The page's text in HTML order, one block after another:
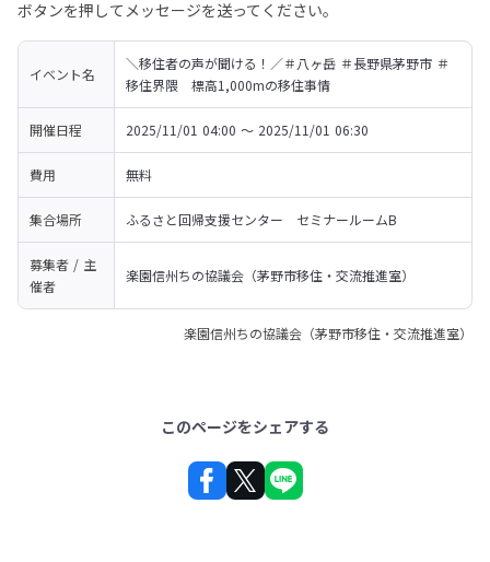
ボタンを押してメッセージを送ってください。
イベント名
＼移住者の声が聞ける！／＃八ヶ岳 ＃長野県茅野市 ＃
移住界隈　標高1,000mの移住事情
開催日程 2025/11/01 04:00 〜 2025/11/01 06:30
費用 無料
集合場所 ふるさと回帰支援センター　セミナールームB
募集者 / 主
催者
楽園信州ちの協議会（茅野市移住・交流推進室）
楽園信州ちの協議会（茅野市移住・交流推進室）
このページをシェアする